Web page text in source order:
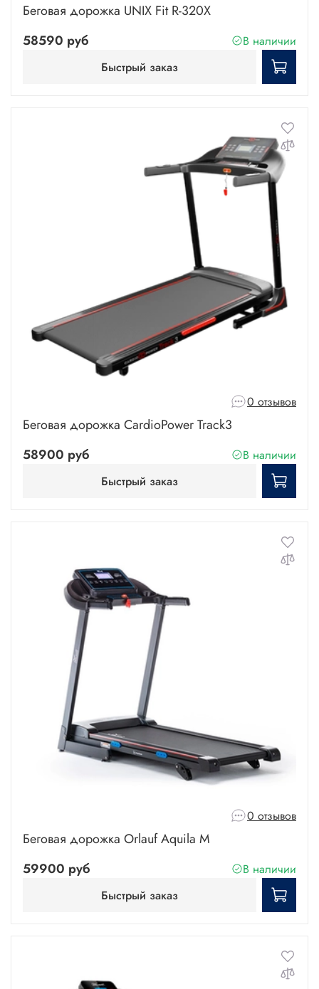
Беговая дорожка UNIX Fit R-320X
58590 руб
В наличии
Быстрый заказ
0 отзывов
Беговая дорожка CardioPower Track3
58900 руб
В наличии
Быстрый заказ
0 отзывов
Беговая дорожка Orlauf Aquila M
59900 руб
В наличии
Быстрый заказ